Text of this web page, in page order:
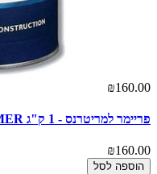
₪160.00
פריימר למריטרנס - 1 ק"ג TILE PRIMER
₪160.00
הוספה לסל